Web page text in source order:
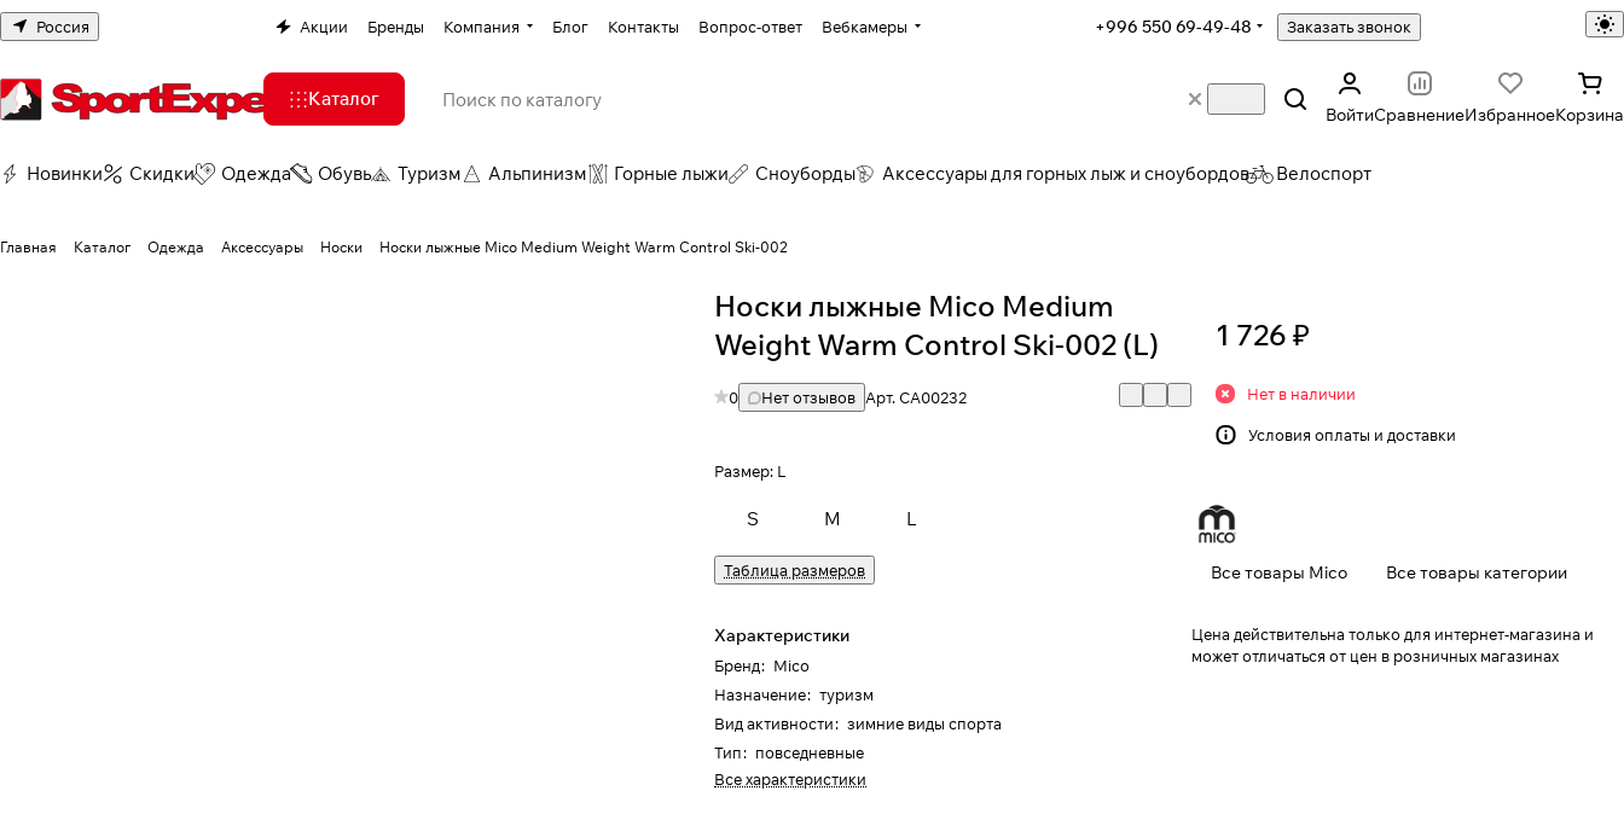
Россия Акции Бренды Компания Блог Контакты Вопрос-ответ Вебкамеры +996 550 69-49-48 Заказать звонок
Каталог
ВойтиСравнениеИзбранноеКорзина
Новинки Скидки Одежда Обувь Туризм Альпинизм Горные лыжи Сноуборды Аксессуары для горных лыж и сноубордов Велоспорт
Главная Каталог Одежда Аксессуары Носки Носки лыжные Mico Medium Weight Warm Control Ski-002
Носки лыжные Mico Medium
Weight Warm Control Ski-002 (L)
0 Нет отзывов Арт.CA00232
Размер: L
S M L
Таблица размеров
Характеристики
Бренд: Mico
Назначение: туризм
Вид активности: зимние виды спорта
Тип: повседневные
Все характеристики
1 726 ₽
Нет в наличии
Условия оплаты и доставки
Все товары Mico Все товары категории
Цена действительна только для интернет-магазина и
может отличаться от цен в розничных магазинах